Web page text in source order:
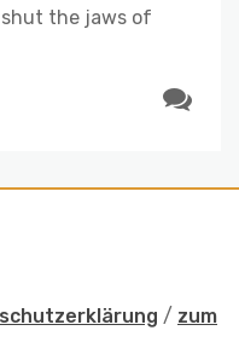
shut the jaws of
/ zum